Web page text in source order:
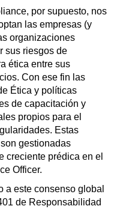
por supuesto, nos
las empresas (y
organizaciones
sus riesgos de
ética entre sus
Con ese fin las
Ética y políticas
de capacitación y
propios para el
Estas
gestionadas
creciente prédica en el
Officer.
este consenso global
de Responsabilidad